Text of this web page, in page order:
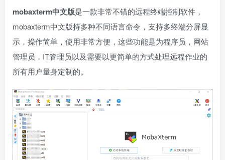
mobaxterm中文版是一款非常不错的远程终端控制软件，
mobaxterm中文版持多种不同语言命令，支持多终端分屏显
示，操作简单，使用非常方便，这些功能是为程序员，网站
管理员，IT管理员以及需要以更简单的方式处理远程作业的
所有用户量身定制的。